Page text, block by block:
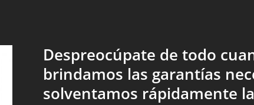
Despreocúpate de todo
brindamos las garantías
solventamos rápidamente